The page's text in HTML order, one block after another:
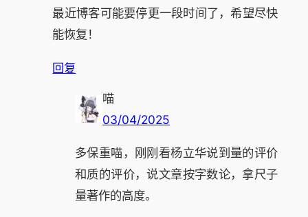
最近博客可能要停更一段时间了，希望尽快
能恢复！
回复
喵
03/04/2025
多保重喵，刚刚看杨立华说到量的评价
和质的评价，说文章按字数论，拿尺子
量著作的高度。